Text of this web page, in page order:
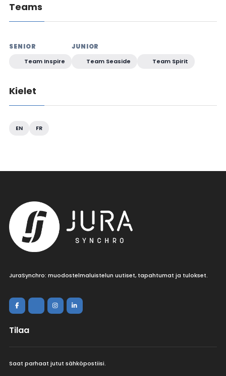
Teams
SENIOR
Team Inspire
JUNIOR
Team Seaside Team Spirit
Kielet
EN FR
JuraSynchro: muodostelmaluistelun uutiset, tapahtumat ja tulokset.
Tilaa
Saat parhaat jutut sähköpostiisi.